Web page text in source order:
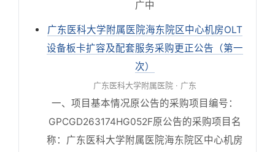
广中
广东医科大学附属医院海东院区中心机房OLT
设备板卡扩容及配套服务采购更正公告（第一
次）
广东医科大学附属医院 · 广东
一、项目基本情况原公告的采购项目编号：
GPCGD263174HG052F原公告的采购项目名
称：广东医科大学附属医院海东院区中心机房